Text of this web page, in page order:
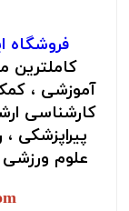
فروشگاه
کاملترین
آموزشی ،
کارشناسی
پیراپزشکی
علوم ورزشی